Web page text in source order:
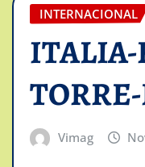
INTERNACIONAL
ITALIA-
Vimag